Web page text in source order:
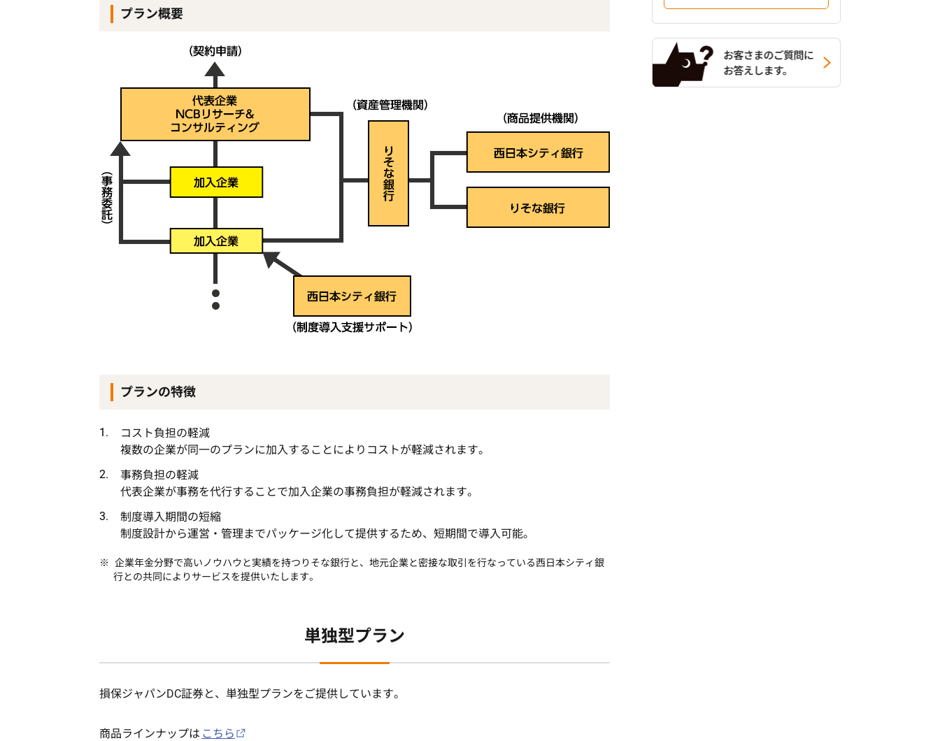
プラン概要
プランの特徴
コスト負担の軽減
複数の企業が同一のプランに加入することによりコストが軽減されます。
事務負担の軽減
代表企業が事務を代行することで加入企業の事務負担が軽減されます。
制度導入期間の短縮
制度設計から運営・管理までパッケージ化して提供するため、短期間で導入可能。
企業年金分野で高いノウハウと実績を持つりそな銀行と、地元企業と密接な取引を行なっている西日本シティ銀
行との共同によりサービスを提供いたします。
単独型プラン
損保ジャパンDC証券と、単独型プランをご提供しています。
商品ラインナップは こちら